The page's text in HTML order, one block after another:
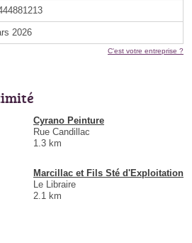
2026
C'est votre entreprise ?
Cyrano Peinture
Rue Candillac
1.3 km
Marcillac et Fils Sté d'Exploitation
Le Libraire
2.1 km